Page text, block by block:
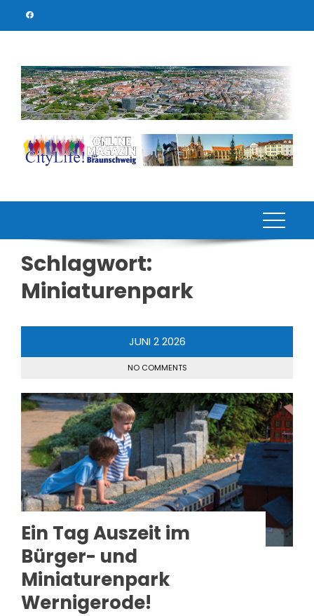
Schlagwort:
Miniaturenpark
JUNI 2 2026
NO COMMENTS
Ein Tag Auszeit im
Bürger- und
Miniaturenpark
Wernigerode!